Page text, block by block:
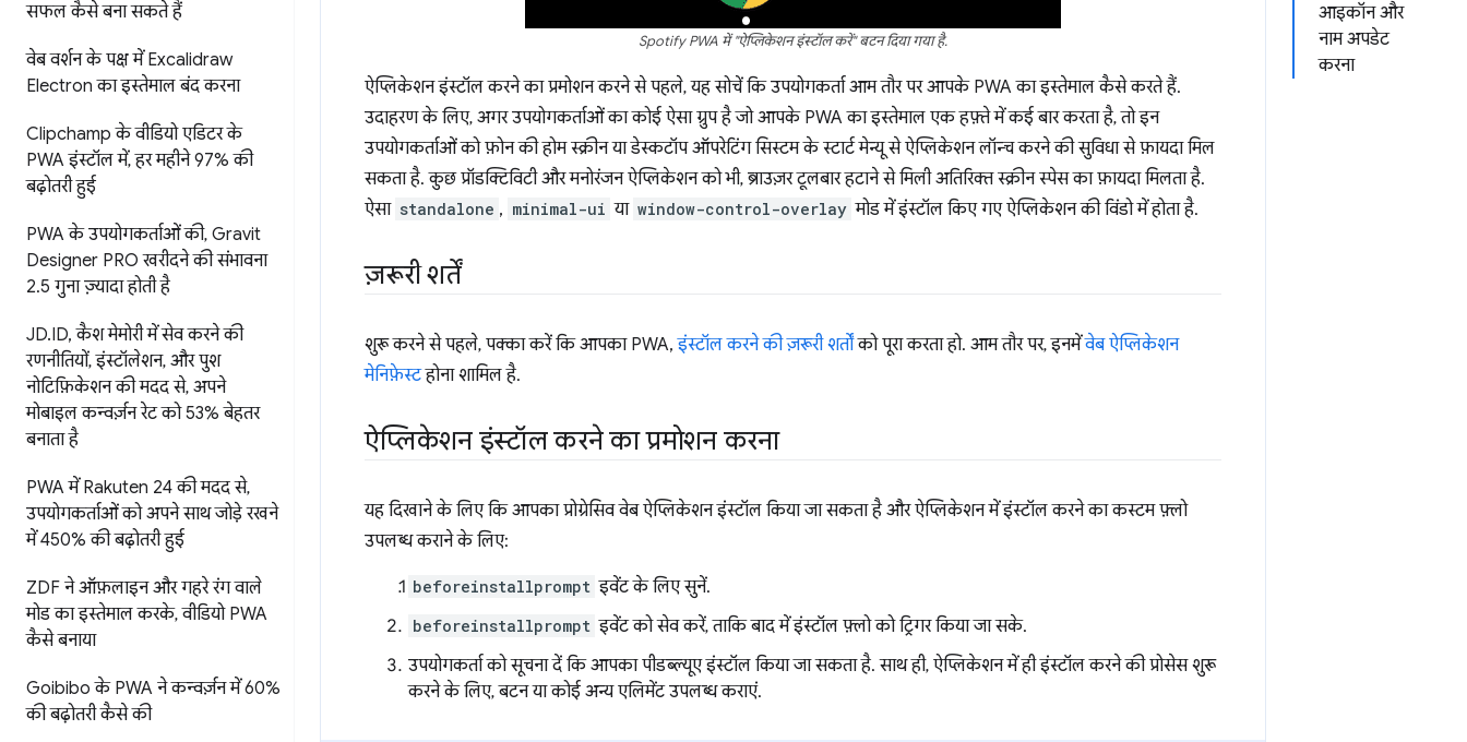
सफल कैसे बना सकते हैं
वेब वर्शन के पक्ष में Excalidraw
Electron का इस्तेमाल बंद करना
Clipchamp के वीडियो एडिटर के
PWA इंस्टॉल में,हर महीने 97% की
बढ़ोतरी हुई
PWA के उपयोगकर्ताओं की, Gravit
Designer PRO खरीदने की संभावना
2.5 गुना ज़्यादा होती है
JD.ID, कैश मेमोरी में सेव करने की
रणनीतियों,इंस्टॉलेशन, और पुश
नोटिफ़िकेशन की मदद से, अपने
मोबाइल कन्वर्ज़न रेट को 53% बेहतर
बनाता है
PWA में Rakuten 24 की मदद से,
उपयोगकर्ताओं को अपने साथ जोड़े रखने
में 450% की बढ़ोतरी हुई
ZDF ने ऑफ़लाइन और गहरे रंग वाले
मोड का इस्तेमाल करके,वीडियो PWA
कैसे बनाया
Goibibo के PWA ने कन्वर्ज़न में 60%
की बढ़ोतरी कैसे की
आइकॉन और
नाम अपडेट
करना
Spotify PWA में "ऐप्लिकेशन इंस्टॉल करें" बटन दिया गया है.
ऐप्लिकेशन इंस्टॉल करने का प्रमोशन करने से पहले, यह सोचें कि उपयोगकर्ता आम तौर पर आपके PWA का इस्तेमाल कैसे करते हैं.
उदाहरण के लिए, अगर उपयोगकर्ताओं का कोई ऐसा ग्रुप है जो आपके PWA का इस्तेमाल एक हफ़्ते में कई बार करता है, तो इन
उपयोगकर्ताओं को फ़ोन की होम स्क्रीन या डेस्कटॉप ऑपरेटिंग सिस्टम के स्टार्ट मेन्यू से ऐप्लिकेशन लॉन्च करने की सुविधा से फ़ायदा मिल
सकता है. कुछ प्रॉडक्टिविटी और मनोरंजन ऐप्लिकेशन को भी, ब्राउज़र टूलबार हटाने से मिली अतिरिक्त स्क्रीन स्पेस का फ़ायदा मिलता है.
ऐसा standalone , minimal-ui या window-control-overlay मोड में इंस्टॉल किए गए ऐप्लिकेशन की विंडो में होता है.
ज़रूरी शर्तें
शुरू करने से पहले, पक्का करें कि आपका PWA,इंस्टॉल करने की ज़रूरी शर्तोंको पूरा करता हो. आम तौर पर, इनमेंवेब ऐप्लिकेशन
मेनिफ़ेस्टहोना शामिल है.
ऐप्लिकेशन इंस्टॉल करने का प्रमोशन करना
यह दिखाने के लिए कि आपका प्रोग्रेसिव वेब ऐप्लिकेशन इंस्टॉल किया जा सकता है और ऐप्लिकेशन में इंस्टॉल करने का कस्टम फ़्लो
उपलब्ध कराने के लिए:
beforeinstallprompt इवेंट के लिए सुनें.
beforeinstallprompt इवेंट को सेव करें, ताकि बाद में इंस्टॉल फ़्लो को ट्रिगर किया जा सके.
उपयोगकर्ता को सूचना दें कि आपका पीडब्ल्यूए इंस्टॉल किया जा सकता है. साथ ही, ऐप्लिकेशन में ही इंस्टॉल करने की प्रोसेस शुरू
करने के लिए, बटन या कोई अन्य एलिमेंट उपलब्ध कराएं.